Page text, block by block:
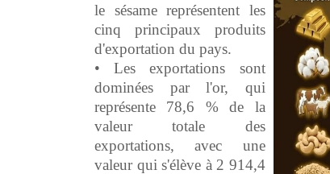
le sésame représentent les
cinq principaux produits
d'exportation du pays.
• Les exportations sont
dominées par l'or, qui
représente 78,6 % de la
valeur totale des
exportations, avec une
valeur qui s'élève à 2 914,4